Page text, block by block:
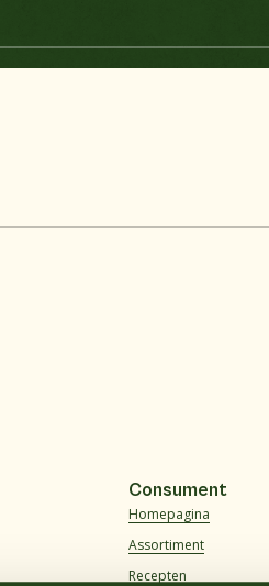
Consument
Homepagina
Assortiment
Recepten